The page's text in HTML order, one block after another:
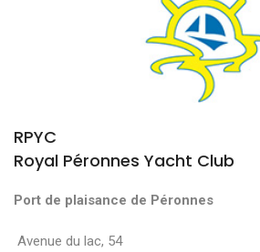
RPYC
Royal Péronnes Yacht Club
Port de plaisance de Péronnes
Avenue du lac,